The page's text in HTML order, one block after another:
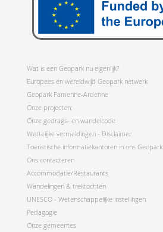
Wat is een Geopark nu eigenlijk?
Europees en wereldwijd Geopark netwerk
Geopark Famenne-Ardenne
Onze projecten:
Onze gedrags- en wandelcode
Wettelijke vermeldingen - Disclaimer
Toeristische informatiekantoren in ons Geopark
Ons contacteren
Accommodatie/Restaurants
Wandelingen & trektochten
UNESCO - Wetenschappelijke instellingen
Pedagogie
Onze gemeentes